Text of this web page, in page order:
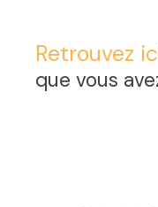
Retrouvez
que vous